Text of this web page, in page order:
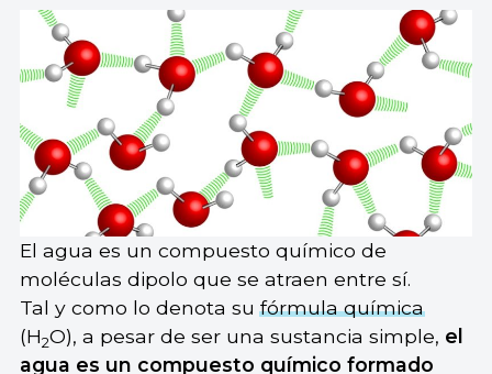
El agua es un compuesto químico de
moléculas dipolo que se atraen entre sí.
Tal y como lo denota sufórmula química
(H2O), a pesar de ser una sustancia simple, el
agua es un compuesto químico formado